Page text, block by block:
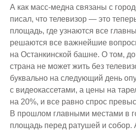
А как масс-медна связаны с
писал, что телевизор — это
площадь, где узнаются все
решаются все важнейшие
на Останкинской башне. О том, до
страна не может жить без
буквально на следующий день
с видеокассетами, а цены на
на 20%, и все равно спрос
В прошлом главными местами в
площадь перед ратушей и собор.